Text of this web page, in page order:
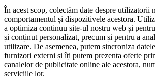
În acest scop, colectăm date despre utilizatorii
comportamentul și dispozitivele acestora.
a optimiza continuu site-ul nostru web și
și conținut personalizat, precum și pentru a
utilizare. De asemenea, putem sincroniza
furnizori externi și îți putem prezenta oferte
canalelor de publicitate online ale acestora,
serviciile lor.